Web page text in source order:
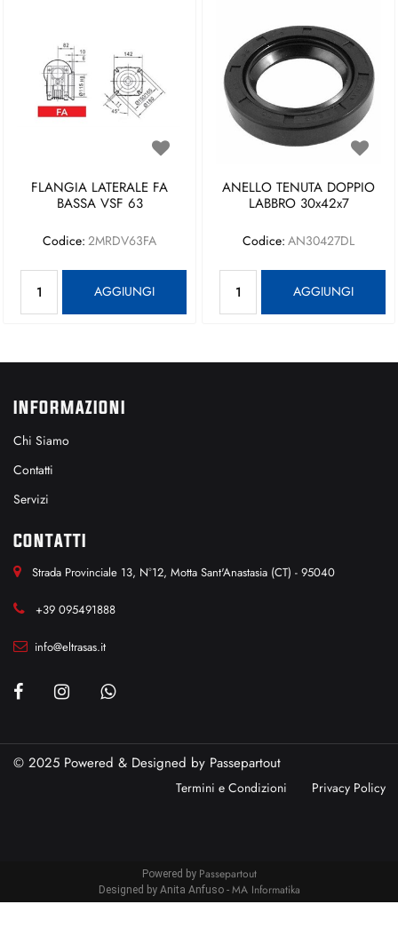
FLANGIA LATERALE FA
BASSA VSF 63
Codice: 2MRDV63FA
AGGIUNGI
ANELLO TENUTA DOPPIO
LABBRO 30x42x7
Codice: AN30427DL
AGGIUNGI
INFORMAZIONI
Chi Siamo
Contatti
Servizi
CONTATTI
Strada Provinciale 13, N°12, Motta Sant'Anastasia (CT) - 95040
+39 095491888
info@eltrasas.it
© 2025 Powered & Designed by Passepartout
Termini e Condizioni Privacy Policy
Powered by Passepartout
Designed by Anita Anfuso - MA Informatika